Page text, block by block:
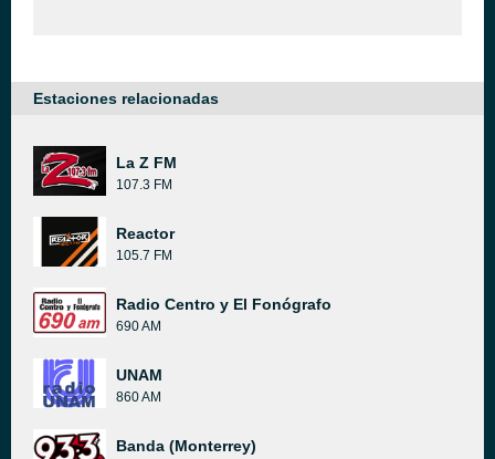
Estaciones relacionadas
La Z FM
107.3 FM
Reactor
105.7 FM
Radio Centro y El Fonógrafo
690 AM
UNAM
860 AM
Banda (Monterrey)